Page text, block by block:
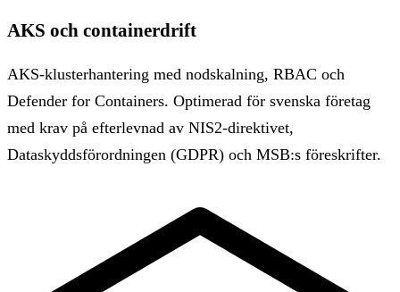
AKS och containerdrift
AKS-klusterhantering med nodskalning, RBAC och
Defender for Containers. Optimerad för svenska företag
med krav på efterlevnad av NIS2-direktivet,
Dataskyddsförordningen (GDPR) och MSB:s föreskrifter.